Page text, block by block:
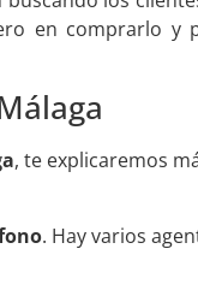
en comprarlo
, te explicaremos
. Hay varios